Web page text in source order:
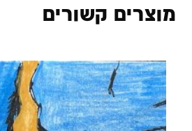
מוצרים קשורים